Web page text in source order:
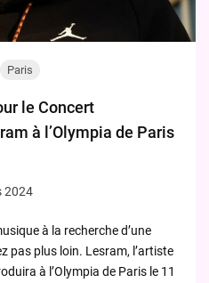
Paris
le Concert
à l’Olympia de Paris
2024
à la recherche d’une
pas plus loin. Lesram, l’artiste
à l’Olympia de Paris le 11